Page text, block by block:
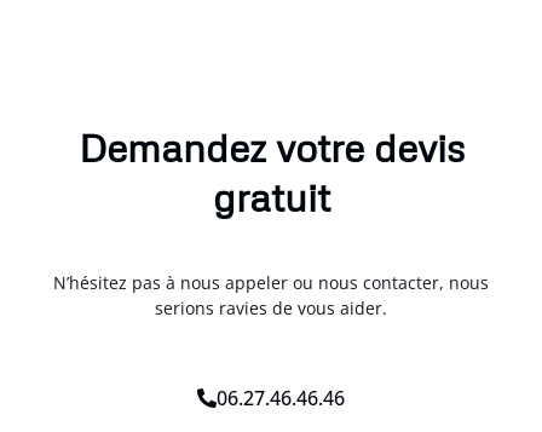
Demandez votre devis
gratuit
N’hésitez pas à nous appeler ou nous contacter, nous
serions ravies de vous aider.
06.27.46.46.46